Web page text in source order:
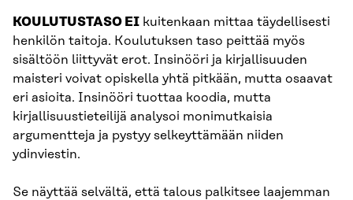
KOULUTUSTASO EI kuitenkaan mittaa täydellisesti
henkilön taitoja. Koulutuksen taso peittää myös
sisältöön liittyvät erot. Insinööri ja kirjallisuuden
maisteri voivat opiskella yhtä pitkään, mutta osaavat
eri asioita. Insinööri tuottaa koodia, mutta
kirjallisuustieteilijä analysoi monimutkaisia
argumentteja ja pystyy selkeyttämään niiden
ydinviestin.
Se näyttää selvältä, että talous palkitsee laajemman